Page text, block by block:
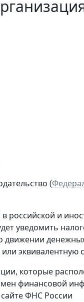
(
российской и
уведомить
движении
которые
финансовой
ФНС России